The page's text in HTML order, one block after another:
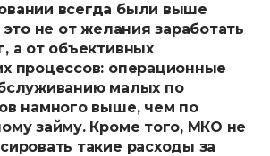
всегда были выше
это не от желания заработать
а от объективных
процессов: операционные
малых по
намного выше, чем по
займу. Кроме того, МКО не
такие расходы за